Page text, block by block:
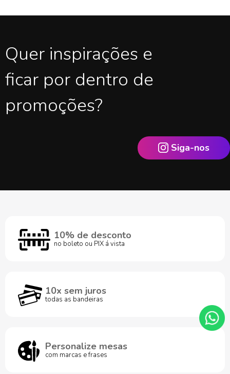
Quer inspirações e
ficar por dentro de
promoções?
Siga-nos
10% de desconto
no boleto ou PIX á vista
10x sem juros
todas as bandeiras
Personalize mesas
com marcas e frases